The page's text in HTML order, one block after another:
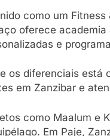
como um
oferece
e
os diferenciais está
em Zanzibar e
como Maalum e
Em Paje,